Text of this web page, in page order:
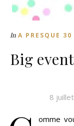
In A PRESQUE 30
Big
8
omme